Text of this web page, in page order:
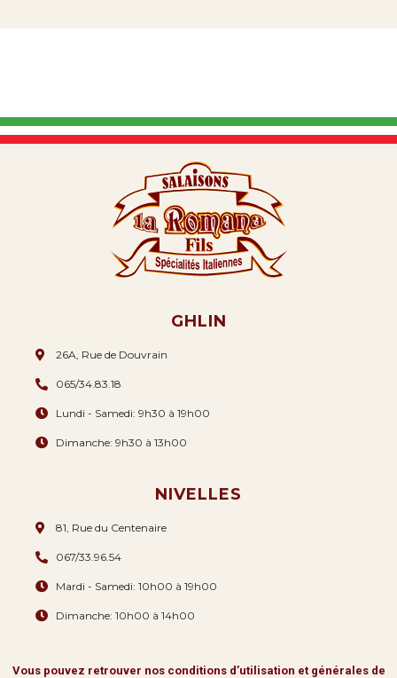
GHLIN
26A, Rue de Douvrain
065/34.83.18
Lundi - Samedi: 9h30 à 19h00
Dimanche: 9h30 à 13h00
NIVELLES
81, Rue du Centenaire
067/33.96.54
Mardi - Samedi: 10h00 à 19h00
Dimanche: 10h00 à 14h00
Vous pouvez retrouver nos conditions d’utilisation et générales de